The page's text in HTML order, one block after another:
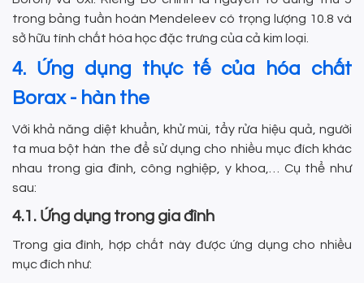
trong bảng tuần hoàn Mendeleev có trọng lượng 10.8 và
sở hữu tính chất hóa học đặc trưng của cả kim loại.
4. Ứng dụng thực tế của hóa chất
Borax - hàn the
Với khả năng diệt khuẩn, khử mùi, tẩy rửa hiệu quả, người
ta mua bột hàn the để sử dụng cho nhiều mục đích khác
nhau trong gia đình, công nghiệp, y khoa,… Cụ thể như
sau:
4.1. Ứng dụng trong gia đình
Trong gia đình, hợp chất này được ứng dụng cho nhiều
mục đích như: